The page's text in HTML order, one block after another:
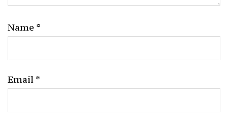
Name *
Email *